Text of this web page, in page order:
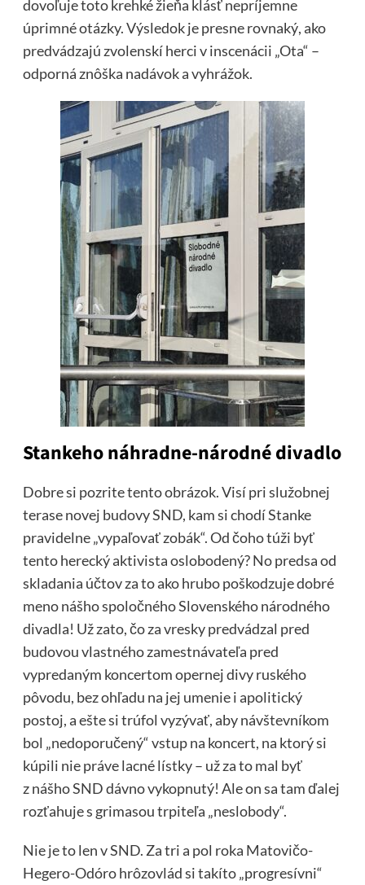
dovoľuje toto krehké žieňa klásť nepríjemne
úprimné otázky. Výsledok je presne rovnaký, ako
predvádzajú zvolenskí herci v inscenácii „Ota“ –
odporná znôška nadávok a vyhrážok.
Stankeho náhradne-národné divadlo
Dobre si pozrite tento obrázok. Visí pri služobnej
terase novej budovy SND, kam si chodí Stanke
pravidelne „vypaľovať zobák“. Od čoho túži byť
tento herecký aktivista oslobodený? No predsa od
skladania účtov za to ako hrubo poškodzuje dobré
meno nášho spoločného Slovenského národného
divadla! Už zato, čo za vresky predvádzal pred
budovou vlastného zamestnávateľa pred
vypredaným koncertom opernej divy ruského
pôvodu, bez ohľadu na jej umenie i apolitický
postoj, a ešte si trúfol vyzývať, aby návštevníkom
bol „nedoporučený“ vstup na koncert, na ktorý si
kúpili nie práve lacné lístky – už za to mal byť
z nášho SND dávno vykopnutý! Ale on sa tam ďalej
rozťahuje s grimasou trpiteľa „neslobody“.
Nie je to len v SND. Za tri a pol roka Matovičo-
Hegero-Odóro hrôzovlád si takíto „progresívni“